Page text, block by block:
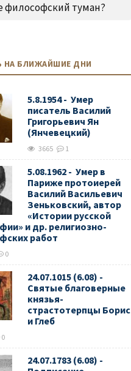
философский туман?
НА БЛИЖАЙШИЕ ДНИ
5.8.1954 - Умер
писатель Василий
Григорьевич Ян
(Янчевецкий)
3665 1
5.08.1962 - Умер в
Париже протоиерей
Василий Васильевич
Зеньковский, автор
«Истории русской
и др. религиозно-
работ
0
24.07.1015 (6.08) -
Святые благоверные
князья-
страстотерпцы Борис
и Глеб
0
24.07.1783 (6.08) -